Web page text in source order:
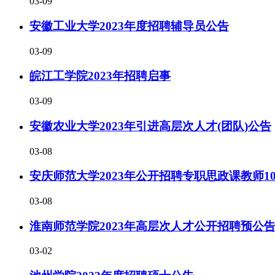
安徽工业大学2023年度招聘辅导员公告
03-09
皖江工学院2023年招聘启事
03-09
安徽农业大学2023年引进高层次人才(团队)公告
03-08
安庆师范大学2023年公开招聘专职思政课教师
03-08
淮南师范学院2023年高层次人才公开招聘预公告
03-02